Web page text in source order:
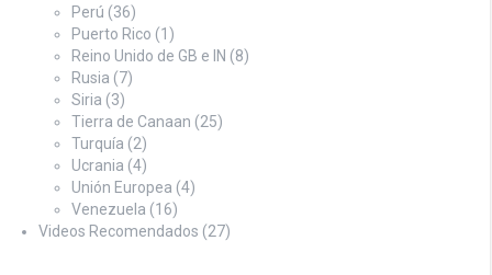
Perú (36)
Puerto Rico (1)
Reino Unido de GB e IN (8)
Rusia (7)
Siria (3)
Tierra de Canaan (25)
Turquía (2)
Ucrania (4)
Unión Europea (4)
Venezuela (16)
Videos Recomendados (27)